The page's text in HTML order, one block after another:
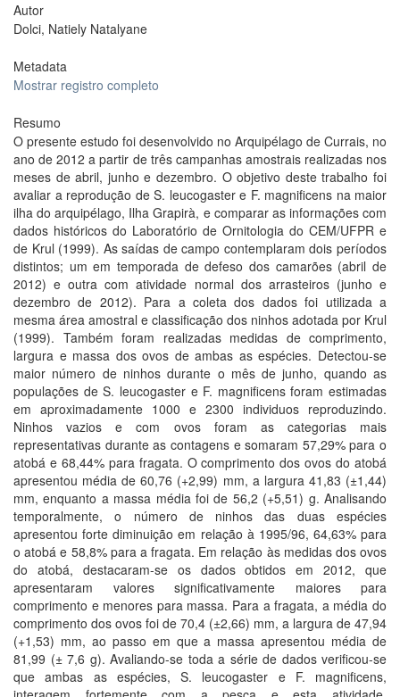
Autor
Dolci, Natiely Natalyane
Metadata
Mostrar registro completo
Resumo
O presente estudo foi desenvolvido no Arquipélago de Currais, no
ano de 2012 a partir de três campanhas amostrais realizadas nos
meses de abril, junho e dezembro. O objetivo deste trabalho foi
avaliar a reprodução de S. leucogaster e F. magnificens na maior
ilha do arquipélago, Ilha Grapirà, e comparar as informações com
dados históricos do Laboratório de Ornitologia do CEM/UFPR e
de Krul (1999). As saídas de campo contemplaram dois períodos
distintos; um em temporada de defeso dos camarões (abril de
2012) e outra com atividade normal dos arrasteiros (junho e
dezembro de 2012). Para a coleta dos dados foi utilizada a
mesma área amostral e classificação dos ninhos adotada por Krul
(1999). Também foram realizadas medidas de comprimento,
largura e massa dos ovos de ambas as espécies. Detectou-se
maior número de ninhos durante o mês de junho, quando as
populações de S. leucogaster e F. magnificens foram estimadas
em aproximadamente 1000 e 2300 individuos reproduzindo.
Ninhos vazios e com ovos foram as categorias mais
representativas durante as contagens e somaram 57,29% para o
atobá e 68,44% para fragata. O comprimento dos ovos do atobá
apresentou média de 60,76 (+2,99) mm, a largura 41,83 (±1,44)
mm, enquanto a massa média foi de 56,2 (+5,51) g. Analisando
temporalmente, o número de ninhos das duas espécies
apresentou forte diminuição em relação à 1995/96, 64,63% para
o atobá e 58,8% para a fragata. Em relação às medidas dos ovos
do atobá, destacaram-se os dados obtidos em 2012, que
apresentaram valores significativamente maiores para
comprimento e menores para massa. Para a fragata, a média do
comprimento dos ovos foi de 70,4 (±2,66) mm, a largura de 47,94
(+1,53) mm, ao passo em que a massa apresentou média de
81,99 (± 7,6 g). Avaliando-se toda a série de dados verificou-se
que ambas as espécies, S. leucogaster e F. magnificens,